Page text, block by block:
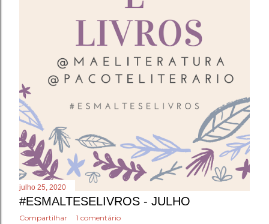
julho 25, 2020
#ESMALTESELIVROS - JULHO
Compartilhar 1 comentário